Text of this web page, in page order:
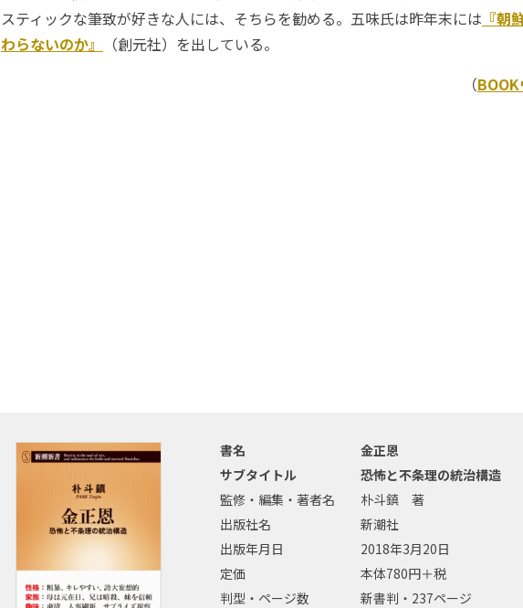
スティックな筆致が好きな人には、そちらを勧める。五味氏は昨年末には 『朝
わらないのか』
（創元社）を出している。
（
書名
金正恩
サブタイトル
恐怖と不条理の統治構造
監修・編集・著者名
朴斗鎮 著
出版社名
新潮社
出版年月日
2018年3月20日
定価
本体780円＋税
判型・ページ数
新書判・237ページ